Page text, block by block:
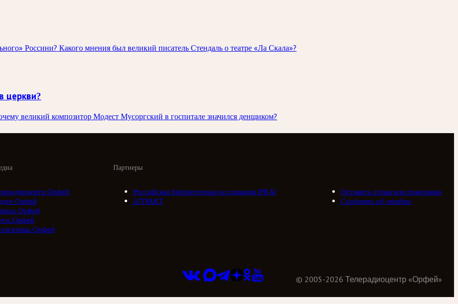
Россини? Какого мнения был великий писатель Стендаль о театре «Ла Скала»?
церкви?
великий композитор Модест Мусоргский в госпитале значился денщиком?
Орфей
Орфей
Орфей
Орфей
Орфей
Партнеры
Российская библиотечная ассоциация (РБА)
///ТРАКТ
Оставить отзыв или пожелание
Сообщить об ошибке
© 2005-2026 Телерадиоцентр «Орфей»